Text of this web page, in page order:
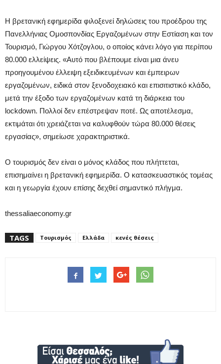
Η βρετανική εφημερίδα φιλοξενεί δηλώσεις του προέδρου της
Πανελλήνιας Ομοσπονδίας Εργαζομένων στην Εστίαση και τον
Τουρισμό, Γιώργου Χότζογλου, ο οποίος κάνει λόγο για περίπου
80.000 ελλείψεις. «Αυτό που βλέπουμε είναι μια άνευ
προηγουμένου έλλειψη εξειδικευμένων και έμπειρων
εργαζομένων, ειδικά στον ξενοδοχειακό και επισιτιστικό κλάδο,
μετά την έξοδο των εργαζομένων κατά τη διάρκεια του
lockdown. Πολλοί δεν επέστρεψαν ποτέ. Ως αποτέλεσμα,
εκτιμάται ότι χρειάζεται να καλυφθούν τώρα 80.000 θέσεις
εργασίας», σημείωσε χαρακτηριστικά.
Ο τουρισμός δεν είναι ο μόνος κλάδος που πλήττεται,
επισημαίνει η βρετανική εφημερίδα. Ο κατασκευαστικός τομέας
και η γεωργία έχουν επίσης δεχθεί σημαντικό πλήγμα.
thessaliaeconomy.gr
TAGS Τουρισμός Ελλάδα κενές θέσεις